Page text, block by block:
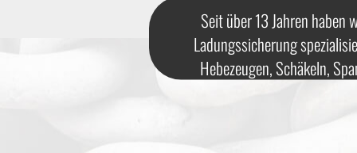
Seit über 13 Jahren
Ladungssicherung
Hebezeugen, Schäkeln,